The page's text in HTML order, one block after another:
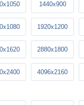
1440x900
1920x1200
2880x1800
4096x2160